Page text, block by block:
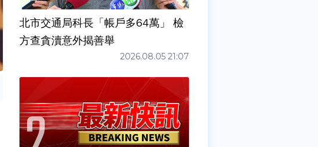
北市交通局科長「帳戶多64萬」 檢
方查貪瀆意外揭善舉
2026.08.05 21:07